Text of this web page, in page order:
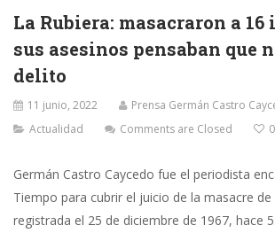
La Rubiera: masacraron a
sus asesinos pensaban que
delito
11 junio, 2022
Prensa Germán Castro
Actualidad
Comments are Closed 0
Germán Castro Caycedo fue el periodista
Tiempo para cubrir el juicio de la masacre de
registrada el 25 de diciembre de 1967, hace